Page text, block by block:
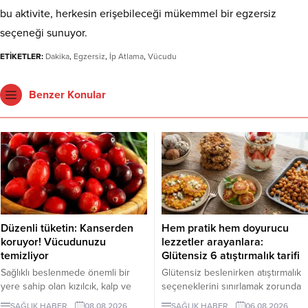
bu aktivite, herkesin erişebileceği mükemmel bir egzersiz
seçeneği sunuyor.
ETİKETLER: Dakika, Egzersiz, İp Atlama, Vücudu
Benzer Konular
Düzenli tüketin: Kanserden
koruyor! Vücudunuzu
temizliyor
Sağlıklı beslenmede önemli bir
yere sahip olan kızılcık, kalp ve
damar sistemini desteklerken
SAĞLIK HABER 08.08.2026
Hem pratik hem doyurucu
lezzetler arayanlara:
Glütensiz 6 atıştırmalık tarifi
Glütensiz beslenirken atıştırmalık
seçeneklerini sınırlamak zorunda
değilsiniz. Evde kolayca
SAĞLIK HABER 06.08.2026